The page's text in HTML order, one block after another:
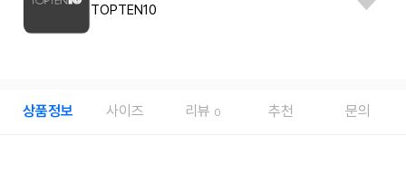
TOPTEN10
상품정보 사이즈 리뷰 0 추천 문의